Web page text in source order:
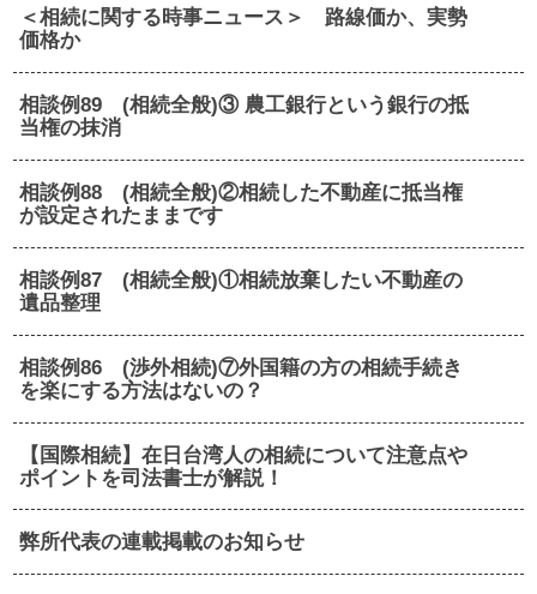
＜相続に関する時事ニュース＞ 路線価か、実勢
価格か
相談例89 (相続全般)③ 農工銀行という銀行の抵
当権の抹消
相談例88 (相続全般)②相続した不動産に抵当権
が設定されたままです
相談例87 (相続全般)①相続放棄したい不動産の
遺品整理
相談例86 (渉外相続)⑦外国籍の方の相続手続き
を楽にする方法はないの？
【国際相続】在日台湾人の相続について注意点や
ポイントを司法書士が解説！
弊所代表の連載掲載のお知らせ